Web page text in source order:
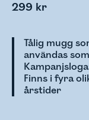
299 kr
Tålig mugg
användas
Finns i fyra
årstider